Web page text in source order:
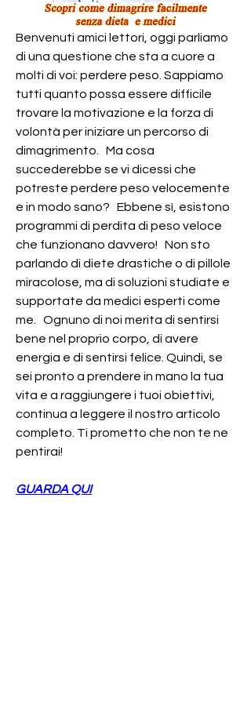
Benvenuti amici lettori, oggi parliamo
di una questione che sta a cuore a
molti di voi: perdere peso. Sappiamo
tutti quanto possa essere difficile
trovare la motivazione e la forza di
volontà per iniziare un percorso di
dimagrimento.   Ma cosa
succederebbe se vi dicessi che
potreste perdere peso velocemente
e in modo sano?   Ebbene sì, esistono
programmi di perdita di peso veloce
che funzionano davvero!   Non sto
parlando di diete drastiche o di pillole
miracolose, ma di soluzioni studiate e
supportate da medici esperti come
me.   Ognuno di noi merita di sentirsi
bene nel proprio corpo, di avere
energia e di sentirsi felice. Quindi, se
sei pronto a prendere in mano la tua
vita e a raggiungere i tuoi obiettivi,
continua a leggere il nostro articolo
completo. Ti prometto che non te ne
pentirai!
GUARDA QUI